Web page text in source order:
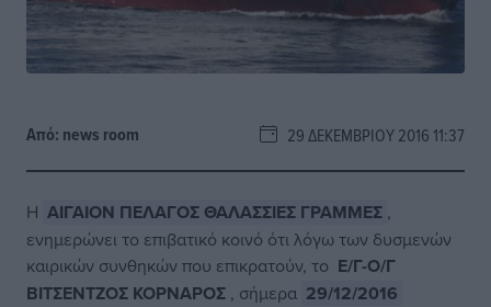
Από: news room 29 ΔΕΚΕΜΒΡΊΟΥ 2016 11:37
H ΑΙΓΑΙΟΝ ΠΕΛΑΓΟΣ ΘΑΛΑΣΣΙΕΣ ΓΡΑΜΜΕΣ ,
ενημερώνει το επιβατικό κοινό ότι λόγω των δυσμενών
καιρικών συνθηκών που επικρατούν, το Ε/Γ-Ο/Γ
ΒΙΤΣΕΝΤΖΟΣ ΚΟΡΝΑΡΟΣ , σήμερα 29/12/2016